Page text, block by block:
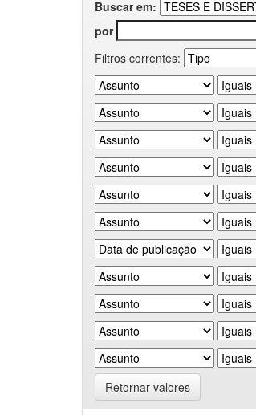
Buscar em:
por
Filtros correntes:
Retornar valores